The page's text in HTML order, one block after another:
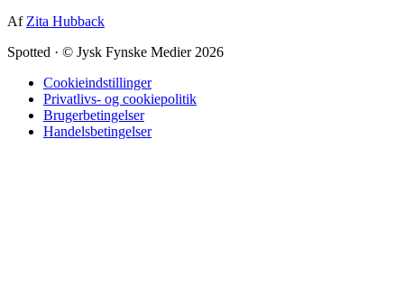
Af Zita Hubback
Spotted · © Jysk Fynske Medier 2026
Cookieindstillinger
Privatlivs- og cookiepolitik
Brugerbetingelser
Handelsbetingelser